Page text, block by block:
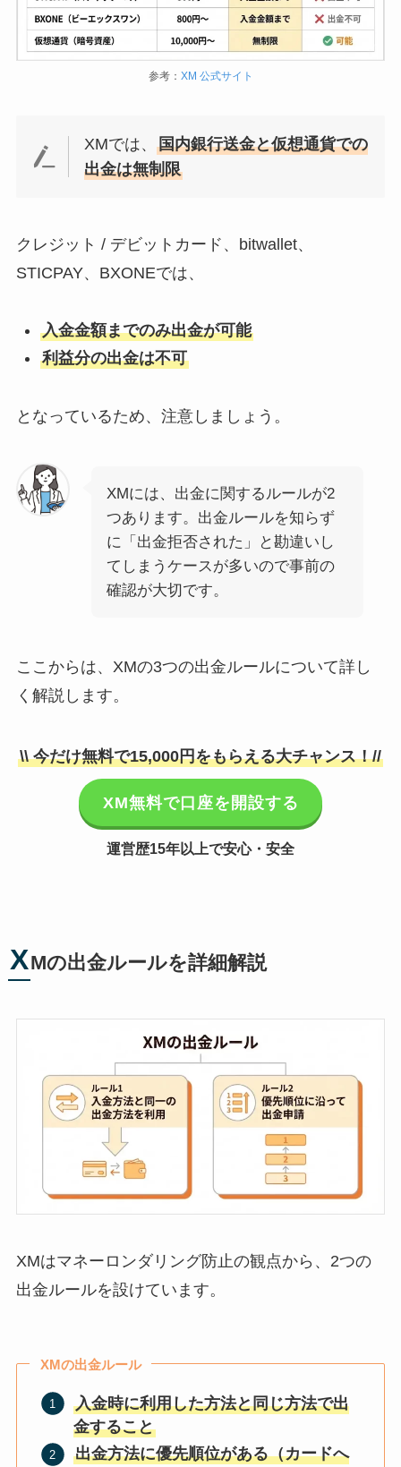
参考： XM 公式サイト
XMでは、国内銀行送金と仮想通貨での
出金は無制限
クレジット / デビットカード、bitwallet、
STICPAY、BXONEでは、
入金金額までのみ出金が可能
利益分の出金は不可
となっているため、注意しましょう。
XMには、出金に関するルールが2
つあります。出金ルールを知らず
に「出金拒否された」と勘違いし
てしまうケースが多いので事前の
確認が大切です。
ここからは、XMの3つの出金ルールについて詳し
く解説します。
\\ 今だけ無料で15,000円をもらえる大チャンス！//
XM無料で口座を開設する
運営歴15年以上で安心・安全
XMの出金ルールを詳細解説
XMはマネーロンダリング防止の観点から、2つの
出金ルールを設けています。
XMの出金ルール
入金時に利用した方法と同じ方法で出
金すること
出金方法に優先順位がある（カードへ